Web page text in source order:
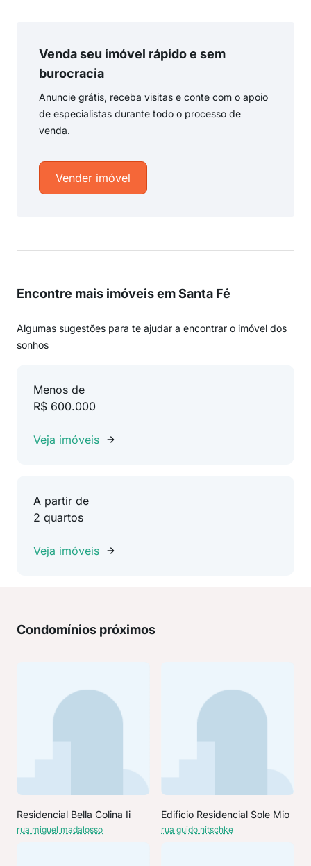
Venda seu imóvel rápido e sem
burocracia
Anuncie grátis, receba visitas e conte com o apoio
de especialistas durante todo o processo de
venda.
Vender imóvel
Encontre mais imóveis em Santa Fé
Algumas sugestões para te ajudar a encontrar o imóvel dos
sonhos
Menos de
R$ 600.000
Veja imóveis
A partir de
2 quartos
Veja imóveis
Condomínios próximos
Residencial Bella Colina Ii
rua miguel madalosso
Edificio Residencial Sole Mio
rua guido nitschke